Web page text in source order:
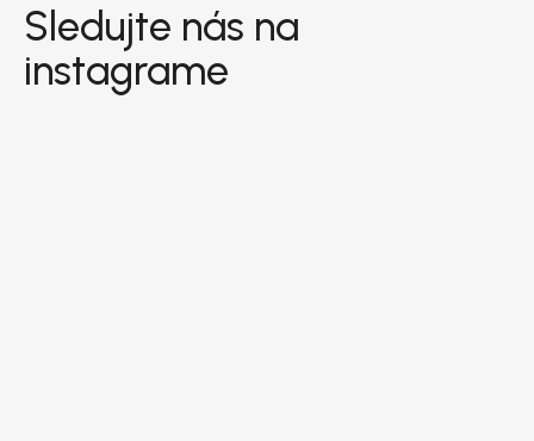
Sledujte nás na
instagrame